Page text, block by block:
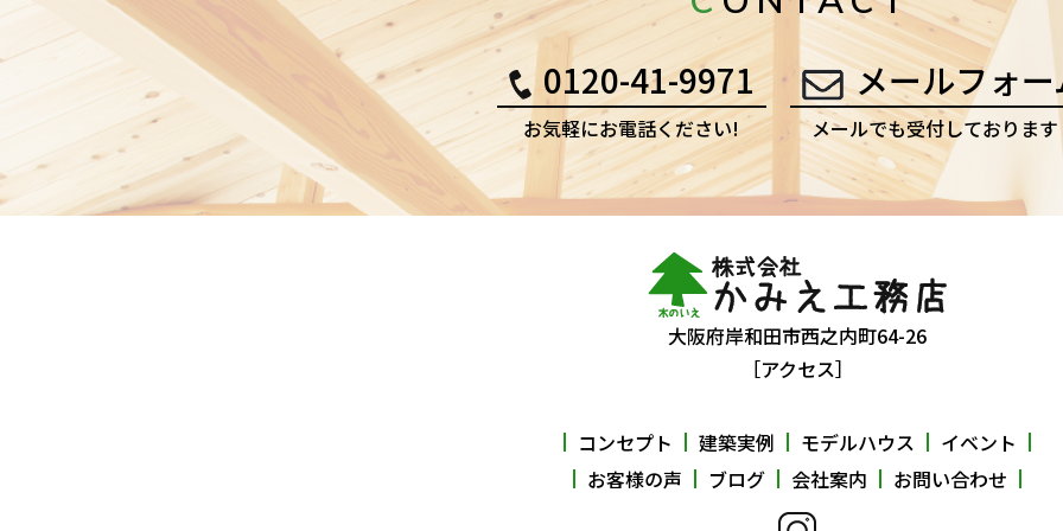
0120-41-9971
お気軽にお電話ください!
メールフォー
メールでも受付しております
大阪府岸和田市西之内町64-26
［アクセス］
コンセプト 建築実例 モデルハウス
イベント
お客様の声
ブログ 会社案内 お問い合わせ